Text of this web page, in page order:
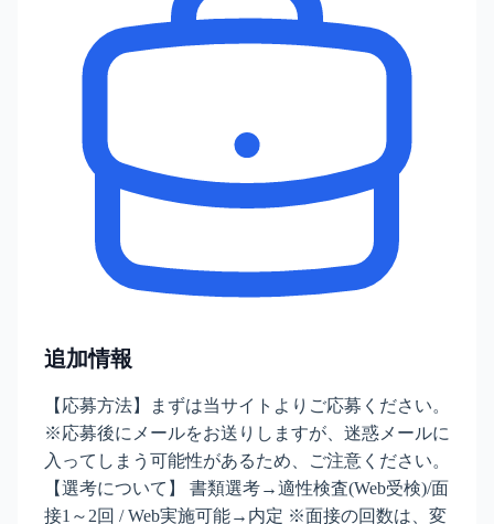
追加情報
【応募方法】まずは当サイトよりご応募ください。
※応募後にメールをお送りしますが、迷惑メールに
入ってしまう可能性があるため、ご注意ください。
【選考について】 書類選考→適性検査(Web受検)/面
接1～2回 / Web実施可能→内定 ※面接の回数は、変